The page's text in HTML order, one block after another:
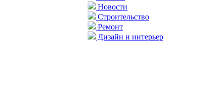
Новости
Строительство
Ремонт
Дизайн и интерьер